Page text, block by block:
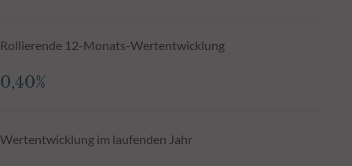
Rollierende 12-Monats-Wertentwicklung
0,40%
Wertentwicklung im laufenden Jahr